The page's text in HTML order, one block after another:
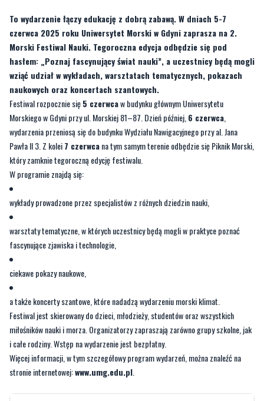
To wydarzenie łączy edukację z dobrą zabawą. W dniach 5-7
czerwca 2025 roku Uniwersytet Morski w Gdyni zaprasza na 2.
Morski Festiwal Nauki. Tegoroczna edycja odbędzie się pod
hasłem: „Poznaj fascynujący świat nauki”, a uczestnicy będą mogli
wziąć udział w wykładach, warsztatach tematycznych, pokazach
naukowych oraz koncertach szantowych.
Festiwal rozpocznie się5 czerwcaw budynku głównym Uniwersytetu
Morskiego w Gdyni przy ul. Morskiej 81–87. Dzień później, 6 czerwca
wydarzenia przeniosą się do budynku Wydziału Nawigacyjnego przy al. Jana
Pawła II 3. Z kolei7 czerwcana tym samym terenie odbędzie się Piknik Morski,
który zamknie tegoroczną edycję festiwalu.
W programie znajdą się:
wykłady prowadzone przez specjalistów z różnych dziedzin nauki,
warsztaty tematyczne, w których uczestnicy będą mogli w praktyce poznać
fascynujące zjawiska i technologie,
ciekawe pokazy naukowe,
a także koncerty szantowe, które nadadzą wydarzeniu morski klimat.
Festiwal jest skierowany do dzieci, młodzieży, studentów oraz wszystkich
miłośników nauki i morza. Organizatorzy zapraszają zarówno grupy szkolne, jak
i całe rodziny. Wstęp na wydarzenie jest bezpłatny.
Więcej informacji, w tym szczegółowy program wydarzeń, można znaleźć na
stronie internetowej:www.umg.edu.pl